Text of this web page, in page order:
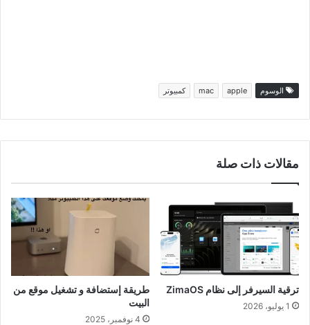
الوسوم apple
mac كمبيوتر
مقالات ذات صلة
ترقية السيرفر إلى نظام ZimaOS
1 يوليو، 2026
طريقة إستضافة و تشغيل موقع من
البيت
4 نوفمبر، 2025